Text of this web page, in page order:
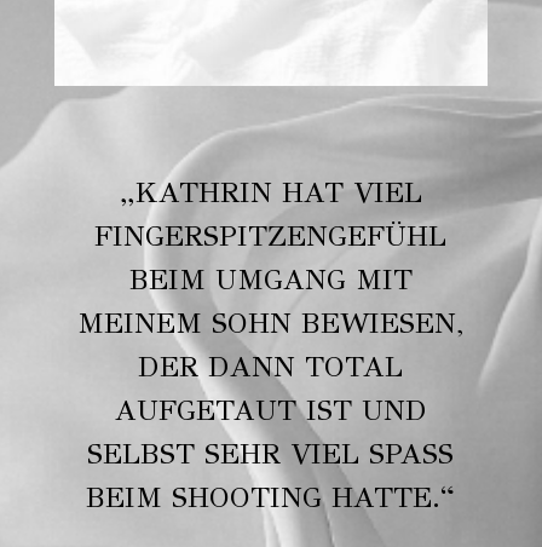
„KATHRIN HAT VIEL
FINGERSPITZENGEFÜHL
BEIM UMGANG MIT
MEINEM SOHN BEWIESEN,
DER DANN TOTAL
AUFGETAUT IST UND
SELBST SEHR VIEL SPASS B
EIM SHOOTING HATTE.“